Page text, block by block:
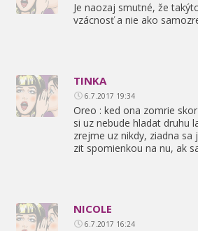
Je naozaj smutné, že
vzácnosť a nie ako
TINKA
6.7.2017 19:34
Oreo : ked ona zomrie
si uz nebude hladat druhu
zrejme uz nikdy, ziadna sa
zit spomienkou na nu, ak
NICOLE
6.7.2017 16:24